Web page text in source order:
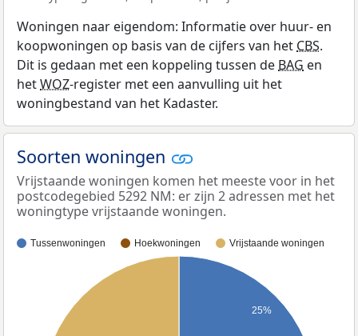
Woningen naar eigendom: Informatie over huur- en
koopwoningen op basis van de cijfers van het CBS.
Dit is gedaan met een koppeling tussen de BAG en
hetWOZ-register met een aanvulling uit het
woningbestand van het Kadaster.
Soorten woningen
Vrijstaande woningen komen het meeste voor in het
postcodegebied 5292 NM: er zijn 2 adressen met het
woningtype vrijstaande woningen.
Tussenwoningen Hoekwoningen Vrijstaande woningen
25%